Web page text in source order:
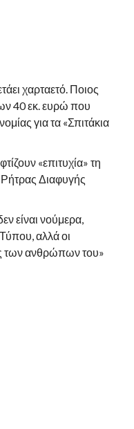
χαρταετό. Ποιος
40 εκ. ευρώ που
για τα «Σπιτάκια
«επιτυχία» τη
Διαφυγής
είναι νούμερα,
Τύπου, αλλά οι
των ανθρώπων του»